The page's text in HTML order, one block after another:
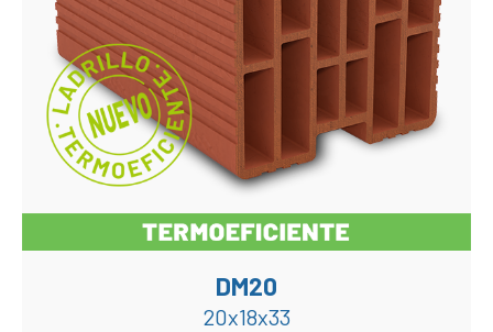
DM20
20x18x33